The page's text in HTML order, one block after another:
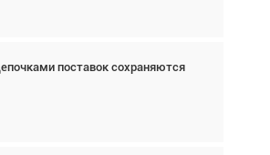
поставок сохраняются
года глобальный трафик
недели подряд